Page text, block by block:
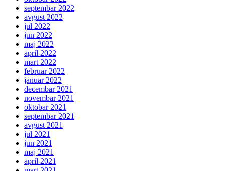
septembar 2022
avgust 2022
jul 2022
jun 2022
maj 2022
april 2022
mart 2022
februar 2022
januar 2022
decembar 2021
novembar 2021
oktobar 2021
septembar 2021
avgust 2021
jul 2021
jun 2021
maj 2021
april 2021